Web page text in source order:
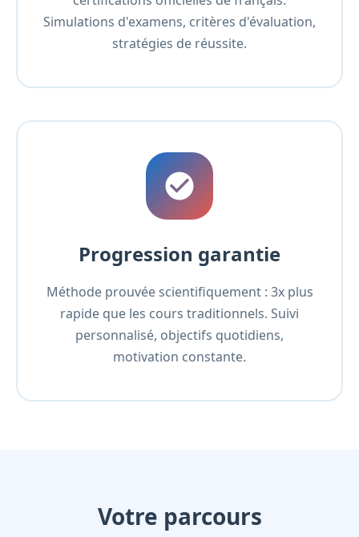
Simulations d'examens, critères d'évaluation,
stratégies de réussite.
Progression garantie
Méthode prouvée scientifiquement : 3x plus
rapide que les cours traditionnels. Suivi
personnalisé, objectifs quotidiens,
motivation constante.
Votre parcours